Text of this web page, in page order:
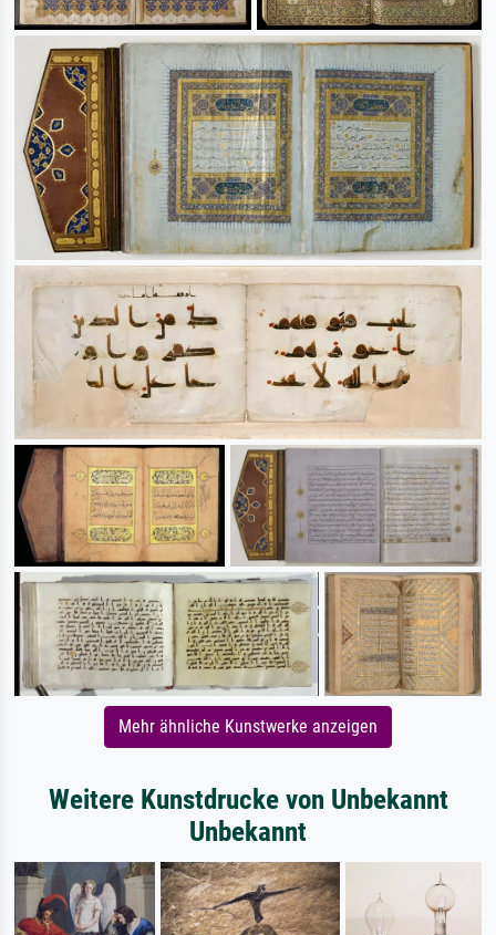
Mehr ähnliche Kunstwerke anzeigen
Weitere Kunstdrucke von Unbekannt
Unbekannt